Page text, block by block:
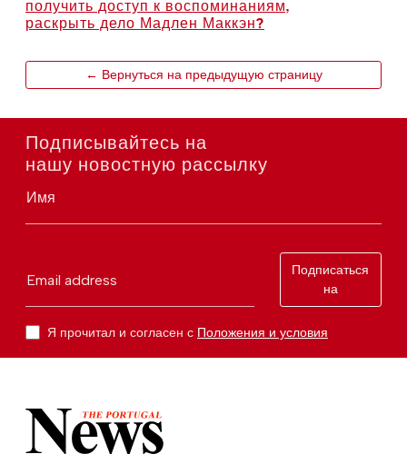
получить доступ к воспоминаниям,
раскрыть дело Мадлен Маккэн?
← Вернуться на предыдущую страницу
Подписывайтесь на
нашу новостную рассылку
Имя
Email address
Подписаться
на
Я прочитал и согласен с Положения и условия